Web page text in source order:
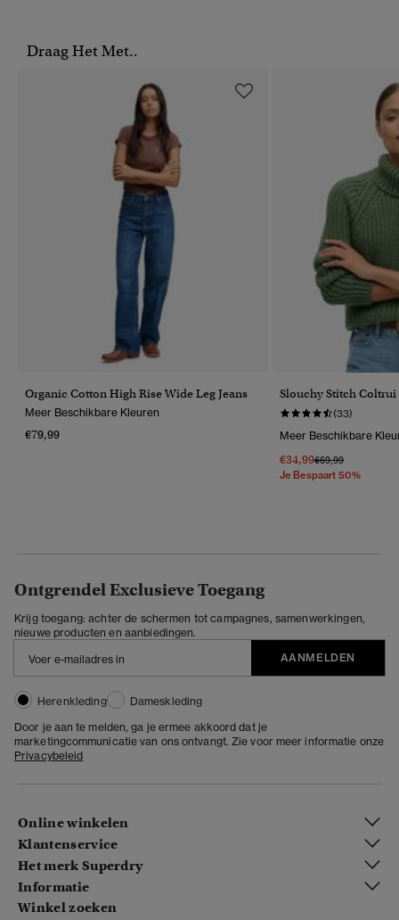
Draag Het Met..
Organic Cotton High Rise Wide Leg Jeans
Meer Beschikbare Kleuren
€79,99
Slouchy Stitch Coltrui
(33)
Meer Beschikbare
€34,99Prijs Verlaagd Van
€69,99Naar
Je Bespaart 50%
Ontgrendel Exclusieve Toegang
Krijg toegang: achter de schermen tot campagnes, samenwerkingen,
nieuwe producten en aanbiedingen.
AANMELDEN
Herenkleding
Dameskleding
Door je aan te melden, ga je ermee akkoord dat je
marketingcommunicatie van ons ontvangt. Zie voor meer informatie onze
Privacybeleid
Online winkelen
Klantenservice
Het merk Superdry
Informatie
Winkel zoeken